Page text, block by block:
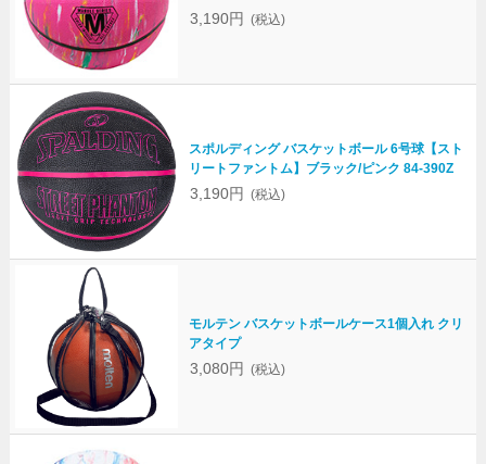
3,190円 (税込)
スポルディング バスケットボール 6号球【スト
リートファントム】ブラック/ピンク 84-390Z
3,190円 (税込)
モルテン バスケットボールケース1個入れ クリ
アタイプ
3,080円 (税込)